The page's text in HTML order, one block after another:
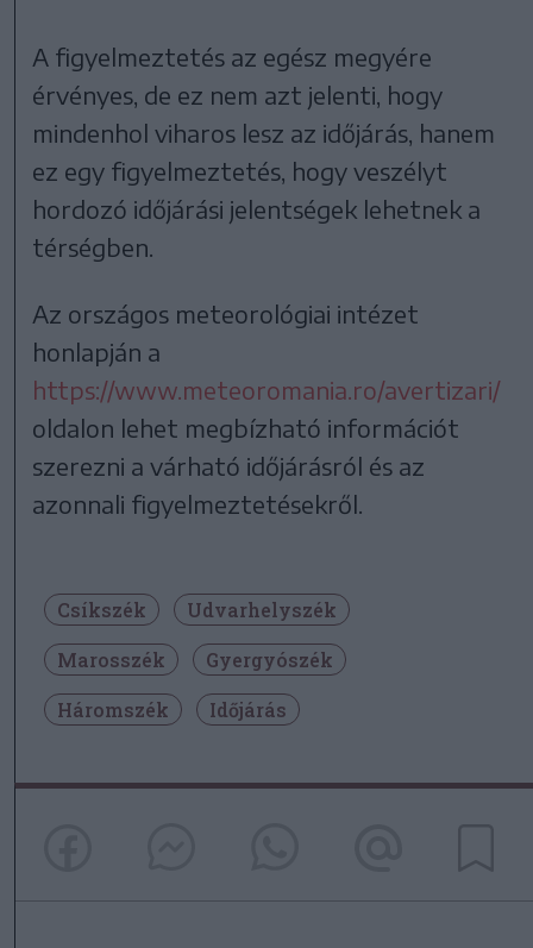
A figyelmeztetés az egész megyére
érvényes, de ez nem azt jelenti, hogy
mindenhol viharos lesz az időjárás, hanem
ez egy figyelmeztetés, hogy veszélyt
hordozó időjárási jelentségek lehetnek a
térségben.
Az országos meteorológiai intézet
honlapján a
https://www.meteoromania.ro/avertizari/
oldalon lehet megbízható információt
szerezni a várható időjárásról és az
azonnali figyelmeztetésekről.
Csíkszék
Udvarhelyszék
Marosszék
Gyergyószék
Háromszék
Időjárás